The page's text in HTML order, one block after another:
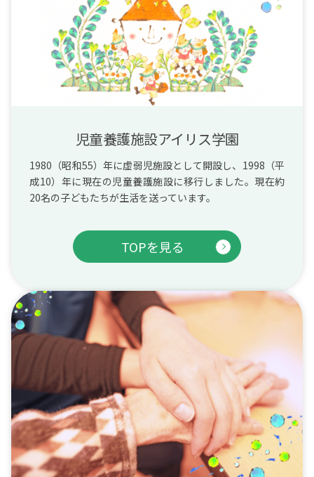
児童養護施設アイリス学園
1980（昭和55）年に虚弱児施設として開設し、1998（平
成10）年に現在の児童養護施設に移行しました。現在約
20名の子どもたちが生活を送っています。
TOPを見る